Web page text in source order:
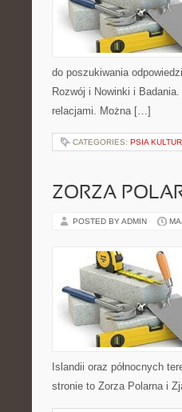
do poszukiwania
Rozwój i Nowinki i
relacjami. Można […]
CATEGORIES: PSIA
ZORZA
POSTED BY ADMIN
Islandii oraz północnych
stronie to Zorza Polarna i